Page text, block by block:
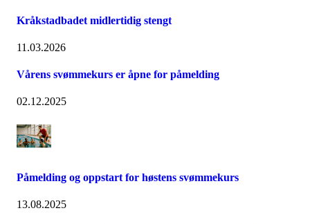
Kråkstadbadet midlertidig stengt
11.03.2026
Vårens svømmekurs er åpne for påmelding
02.12.2025
Påmelding og oppstart for høstens svømmekurs
13.08.2025